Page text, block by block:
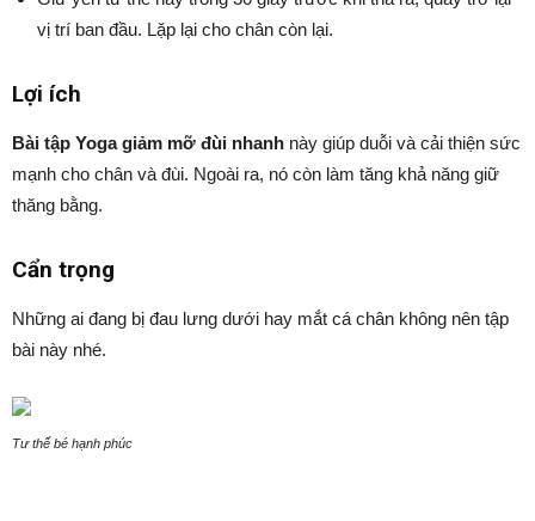
vị trí ban đầu. Lặp lại cho chân còn lại.
Lợi ích
Bài tập Yoga giảm mỡ đùi nhanh này giúp duỗi và cải thiện sức
mạnh cho chân và đùi. Ngoài ra, nó còn làm tăng khả năng giữ
thăng bằng.
Cẩn trọng
Những ai đang bị đau lưng dưới hay mắt cá chân không nên tập
bài này nhé.
Tư thế bé hạnh phúc